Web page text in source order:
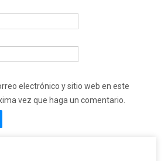
electrónico y sitio web en este
vez que haga un comentario.